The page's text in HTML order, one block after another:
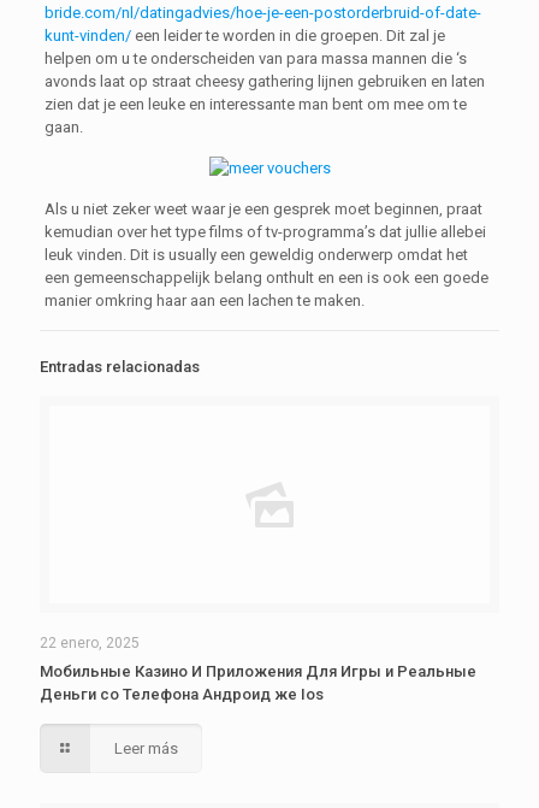
bride.com/nl/datingadvies/hoe-je-een-postorderbruid-of-date-
kunt-vinden/een leider te worden in die groepen. Dit zal je
helpen om u te onderscheiden van para massa mannen die ‘s
avonds laat op straat cheesy gathering lijnen gebruiken en laten
zien dat je een leuke en interessante man bent om mee om te
gaan.
Als u niet zeker weet waar je een gesprek moet beginnen, praat
kemudian over het type films of tv-programma’s dat jullie allebei
leuk vinden. Dit is usually een geweldig onderwerp omdat het
een gemeenschappelijk belang onthult en een is ook een goede
manier omkring haar aan een lachen te maken.
Entradas relacionadas
22 enero, 2025
Мобильные Казино И Приложения Для Игры и Реальные
Деньги со Телефона Андроид же Ios
Leer más